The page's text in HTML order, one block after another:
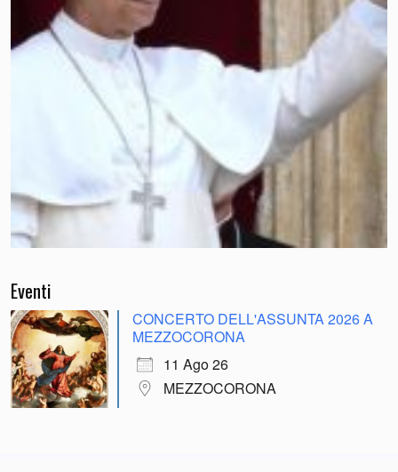
Eventi
CONCERTO DELL'ASSUNTA 2026 A
MEZZOCORONA
11 Ago 26
MEZZOCORONA